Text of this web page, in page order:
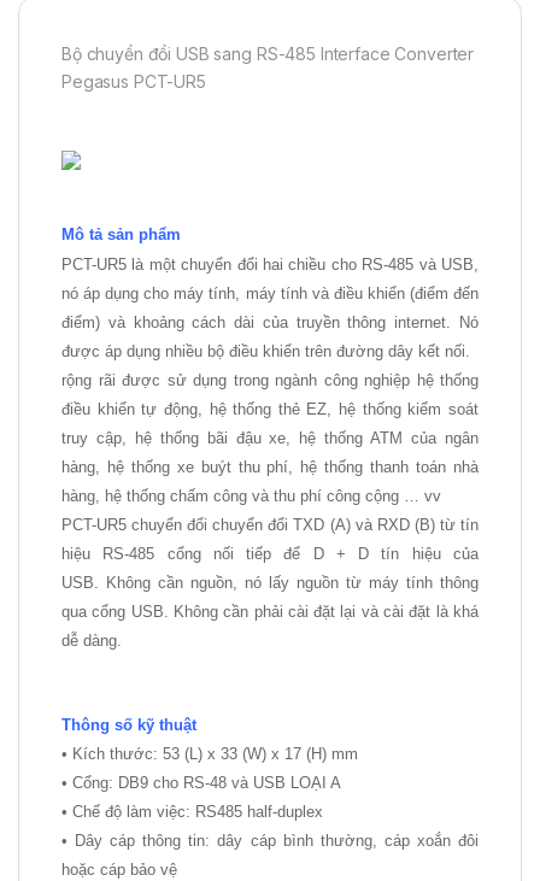
Bộ chuyển đổi USB sang RS-485 Interface Converter
Pegasus PCT-UR5
Mô tả sản phẩm
PCT-UR5 là một chuyển đổi hai chiều cho RS-485 và USB,
nó áp dụng cho máy tính, máy tính và điều khiển (điểm đến
điểm) và khoảng cách dài của truyền thông internet.
Nó
được áp dụng nhiều bộ điều khiển trên đường dây kết nối.
rộng rãi được sử dụng trong ngành công nghiệp hệ thống
điều khiển tự động, hệ thống thẻ EZ, hệ thống kiểm soát
truy cập, hệ thống bãi đậu xe, hệ thống ATM của ngân
hàng, hệ thống xe buýt thu phí, hệ thống thanh toán nhà
hàng, hệ thống chấm công và thu phí công cộng … vv
PCT-UR5 chuyển đổi chuyển đổi TXD (A) và RXD (B) từ tín
hiệu RS-485 cổng nối tiếp để D + D tín hiệu của
USB. Không cần nguồn, nó lấy nguồn từ máy tính thông
qua cổng USB. Không cần phải cài đặt lại và cài đặt là khá
dễ dàng.
Thông số kỹ thuật
• Kích thước: 53 (L) x 33 (W) x 17 (H) mm
• Cổng: DB9 cho RS-48 và USB LOẠI A
• Chế độ làm việc: RS485 half-duplex
• Dây cáp thông tin: dây cáp bình thường, cáp xoắn đôi
hoặc cáp bảo vệ